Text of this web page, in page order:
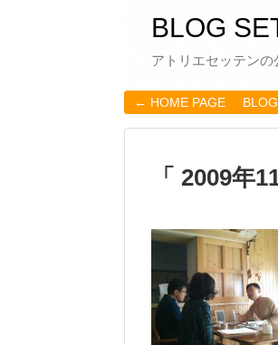
BLOG
アトリエセッテンの
← HOME PAGE
「 2009年